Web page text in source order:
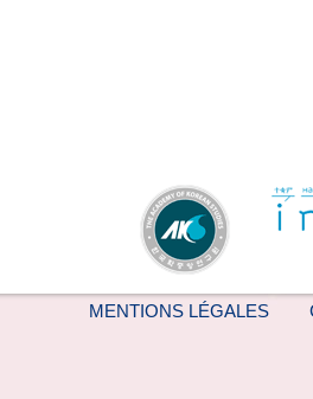
MENTIONS LÉGALES